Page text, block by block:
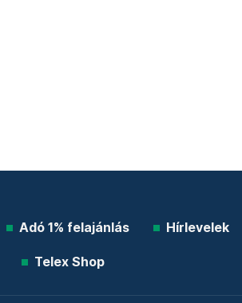
Adó 1% felajánlás Hírlevelek
Telex Shop